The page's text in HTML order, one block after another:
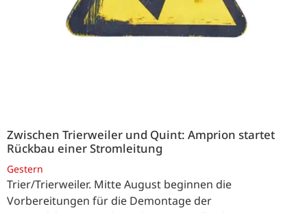
Zwischen Trierweiler und Quint: Amprion startet
Rückbau einer Stromleitung
Gestern
Trier/Trierweiler. Mitte August beginnen die
Vorbereitungen für die Demontage der